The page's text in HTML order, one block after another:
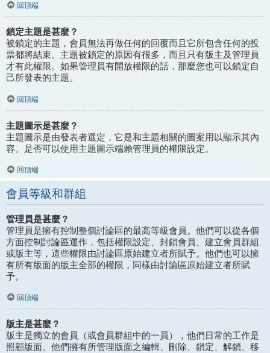
回頂端
鎖定主題是甚麼？
被鎖定的主題，會員無法再做任何的回覆而且它所包含任何的投
票都將結束。主題被鎖定的原因有很多，而且只有版主及管理員
才有此權限。如果管理員有開放權限的話，那麼您也可以鎖定自
己所發表的主題。
回頂端
主題圖示是甚麼？
主題圖示是由發表者選定，它是和主題相關的圖案用以顯示其內
容。是否可以使用主題圖示端賴管理員的權限設定。
回頂端
會員等級和群組
管理員是甚麼？
管理員是擁有控制整個討論區的最高等級會員。他們可以從各個
方面控制討論區運作，包括權限設定、封鎖會員、建立會員群組
或版主等，這些權限由討論區原始建立者所賦予。他們也可以擁
有所有版面的版主全部的權限，同樣由討論區原始建立者所賦
予。
回頂端
版主是甚麼？
版主是獨立的會員（或會員群組中的一員），他們日常的工作是
照顧版面。他們擁有所管理版面之編輯、刪除、鎖定、解鎖、移